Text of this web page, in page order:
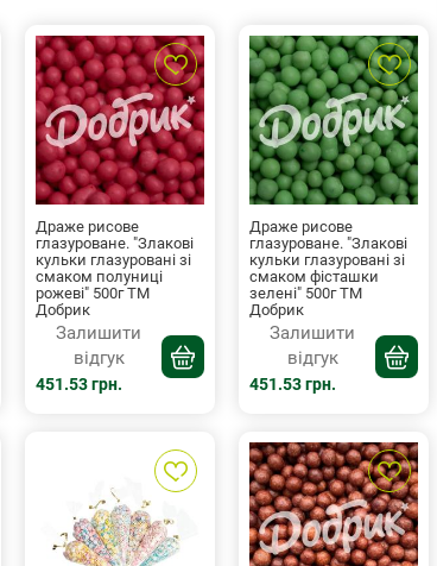
Драже рисове
глазуроване. "Злакові
кульки глазуровані зі
смаком полуниці
рожеві" 500г ТМ
Добрик
Залишити
відгук
451.53 грн.
Драже рисове
глазуроване. "Злакові
кульки глазуровані зі
смаком фісташки
зелені" 500г ТМ
Добрик
Залишити
відгук
451.53 грн.